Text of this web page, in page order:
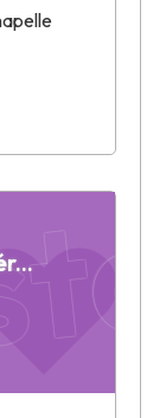
Tätigkeitsbereich : Kinésithérapie